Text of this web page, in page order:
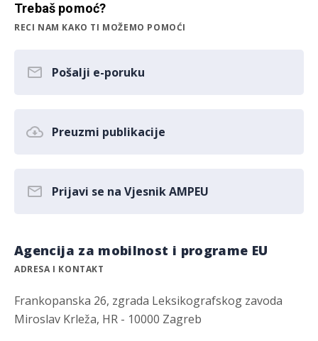
Trebaš pomoć?
RECI NAM KAKO TI MOŽEMO POMOĆI
Pošalji e-poruku
Preuzmi publikacije
Prijavi se na Vjesnik AMPEU
Agencija za mobilnost i programe EU
ADRESA I KONTAKT
Frankopanska 26, zgrada Leksikografskog zavoda
Miroslav Krleža, HR - 10000 Zagreb